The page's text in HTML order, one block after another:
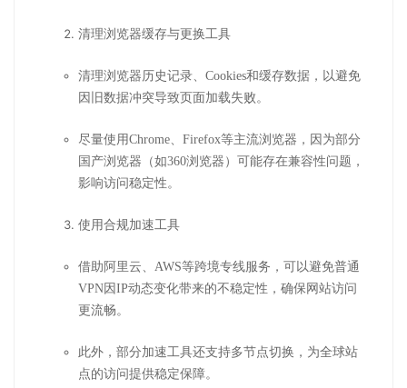
清理浏览器缓存与更换工具
清理浏览器历史记录、Cookies和缓存数据，以避免
因旧数据冲突导致页面加载失败。
尽量使用Chrome、Firefox等主流浏览器，因为部分
国产浏览器（如360浏览器）可能存在兼容性问题，
影响访问稳定性。
使用合规加速工具
借助阿里云、AWS等跨境专线服务，可以避免普通
VPN因IP动态变化带来的不稳定性，确保网站访问
更流畅。
此外，部分加速工具还支持多节点切换，为全球站
点的访问提供稳定保障。